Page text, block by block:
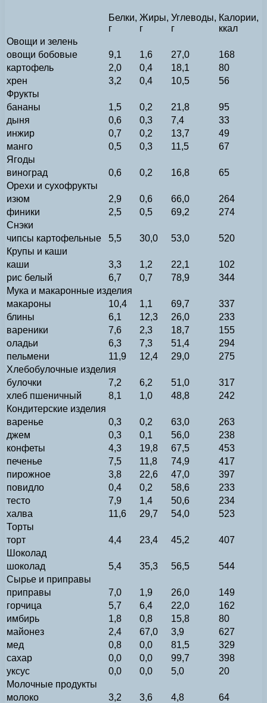
Белки,
г
Жиры,
г
Углеводы,
г
Калории,
ккал
Овощи и зелень
овощи бобовые
9,1 1,6 27,0
168
картофель
2,0 0,4 18,1
80
хрен
3,2 0,4 10,5
56
Фрукты
бананы
1,5 0,2 21,8
95
дыня
0,6 0,3 7,4
33
инжир
0,7 0,2 13,7
49
манго
0,5 0,3 11,5
67
Ягоды
виноград
0,6 0,2 16,8
65
Орехи и сухофрукты
изюм
2,9 0,6 66,0
264
финики
2,5 0,5 69,2
274
Снэки
чипсы картофельные
5,5 30,0 53,0
520
Крупы и каши
каши
3,3 1,2 22,1
102
рис белый
6,7 0,7 78,9
344
Мука и макаронные изделия
макароны
10,4 1,1 69,7
337
блины
6,1 12,3 26,0
233
вареники
7,6 2,3 18,7
155
оладьи
6,3 7,3 51,4
294
пельмени
11,9 12,4 29,0
275
Хлебобулочные изделия
булочки
7,2 6,2 51,0
317
хлеб пшеничный
8,1 1,0 48,8
242
Кондитерские изделия
варенье
0,3 0,2 63,0
263
джем
0,3 0,1 56,0
238
конфеты
4,3 19,8 67,5
453
печенье
7,5 11,8 74,9
417
пирожное
3,8 22,6 47,0
397
повидло
0,4 0,2 58,6
233
тесто
7,9 1,4 50,6
234
халва
11,6 29,7 54,0
523
Торты
торт
4,4 23,4 45,2
407
Шоколад
шоколад
5,4 35,3 56,5
544
Сырье и приправы
приправы
7,0 1,9 26,0
149
горчица
5,7 6,4 22,0
162
имбирь
1,8 0,8 15,8
80
майонез
2,4 67,0 3,9
627
мед
0,8 0,0 81,5
329
сахар
0,0 0,0 99,7
398
уксус
0,0 0,0 5,0
20
Молочные продукты
молоко
3,2 3,6 4,8 64